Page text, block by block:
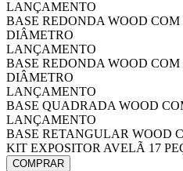
LANÇAMENTO
BASE REDONDA WOOD
DIÂMETRO
LANÇAMENTO
BASE REDONDA WOOD COM
DIÂMETRO
LANÇAMENTO
BASE QUADRADA WOOD
LANÇAMENTO
BASE RETANGULAR WOOD
KIT EXPOSITOR AVELÃ 17
COMPRAR